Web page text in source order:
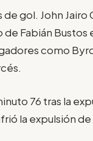
gol. John
Fabián
como
76 tras la
la expulsión de